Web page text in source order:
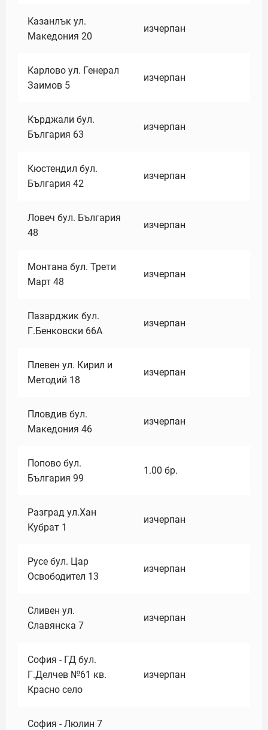
Казанлък ул.
Македония 20
изчерпан
Карлово ул. Генерал
Заимов 5
изчерпан
Кърджали бул.
България 63
изчерпан
Кюстендил бул.
България 42
изчерпан
Ловеч бул. България
48
изчерпан
Монтана бул. Трети
Март 48
изчерпан
Пазарджик бул.
Г.Бенковски 66А
изчерпан
Плевен ул. Кирил и
Методий 18
изчерпан
Пловдив бул.
Македония 46
изчерпан
Попово бул.
България 99
1.00 бр.
Разград ул.Хан
Кубрат 1
изчерпан
Русе бул. Цар
Освободител 13
изчерпан
Сливен ул.
Славянска 7
изчерпан
София - ГД бул.
Г.Делчев №61 кв.
Красно село
изчерпан
София - Люлин 7